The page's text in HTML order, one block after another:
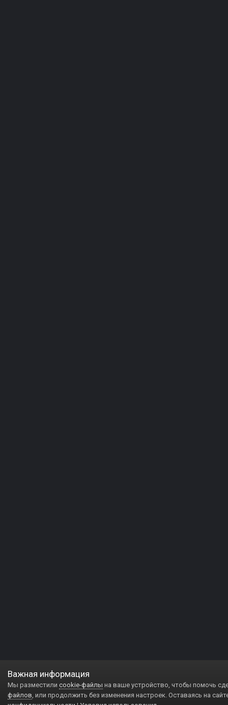
Важная информация
Мы разместили cookie-файлы на ваше устройство, чтобы помочь
файлов, или продолжить без изменения настроек. Оставаясь на